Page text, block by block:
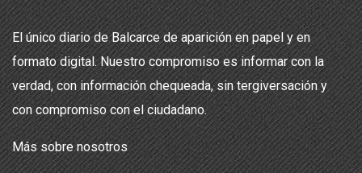
El único diario de Balcarce de aparición en papel y en
formato digital. Nuestro compromiso es informar con la
verdad, con información chequeada, sin tergiversación y
con compromiso con el ciudadano.
Más sobre nosotros